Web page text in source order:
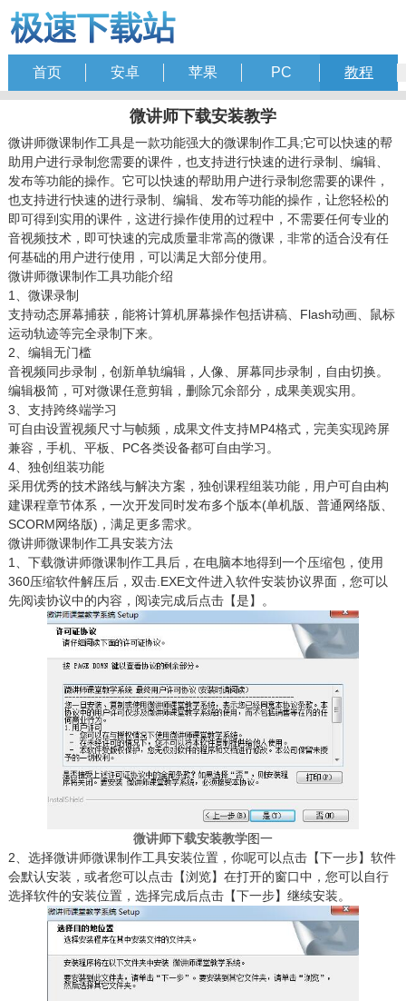
首页 安卓 苹果 PC 教程
微讲师下载安装教学
微讲师微课制作工具是一款功能强大的微课制作工具;它可以快速的帮
助用户进行录制您需要的课件，也支持进行快速的进行录制、编辑、
发布等功能的操作。它可以快速的帮助用户进行录制您需要的课件，
也支持进行快速的进行录制、编辑、发布等功能的操作，让您轻松的
即可得到实用的课件，这进行操作使用的过程中，不需要任何专业的
音视频技术，即可快速的完成质量非常高的微课，非常的适合没有任
何基础的用户进行使用，可以满足大部分使用。
微讲师微课制作工具功能介绍
1、微课录制
支持动态屏幕捕获，能将计算机屏幕操作包括讲稿、Flash动画、鼠标
运动轨迹等完全录制下来。
2、编辑无门槛
音视频同步录制，创新单轨编辑，人像、屏幕同步录制，自由切换。
编辑极简，可对微课任意剪辑，删除冗余部分，成果美观实用。
3、支持跨终端学习
可自由设置视频尺寸与帧频，成果文件支持MP4格式，完美实现跨屏
兼容，手机、平板、PC各类设备都可自由学习。
4、独创组装功能
采用优秀的技术路线与解决方案，独创课程组装功能，用户可自由构
建课程章节体系，一次开发同时发布多个版本(单机版、普通网络版、
SCORM网络版)，满足更多需求。
微讲师微课制作工具安装方法
1、下载微讲师微课制作工具后，在电脑本地得到一个压缩包，使用
360压缩软件解压后，双击.EXE文件进入软件安装协议界面，您可以
先阅读协议中的内容，阅读完成后点击【是】。
微讲师下载安装教学图一
2、选择微讲师微课制作工具安装位置，你呢可以点击【下一步】软件
会默认安装，或者您可以点击【浏览】在打开的窗口中，您可以自行
选择软件的安装位置，选择完成后点击【下一步】继续安装。